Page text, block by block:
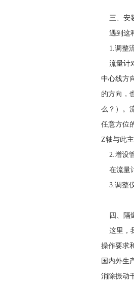
三、安
遇到这
1.调整
流量计
中心线方
的方向，
么？）。
任意方位
Z轴与此
2.增设
在流量
3.调整
四、隔
这里，
操作要求
国内外生
消除振动